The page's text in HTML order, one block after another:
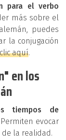
para el verbo
más sobre el
puedes
la conjugación
aquí.
en los
tiempos de
evocar
la realidad.